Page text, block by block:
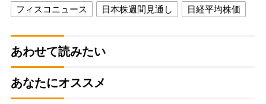
フィスコニュース 日本株週間見通し 日経平均株価
あわせて読みたい
あなたにオススメ